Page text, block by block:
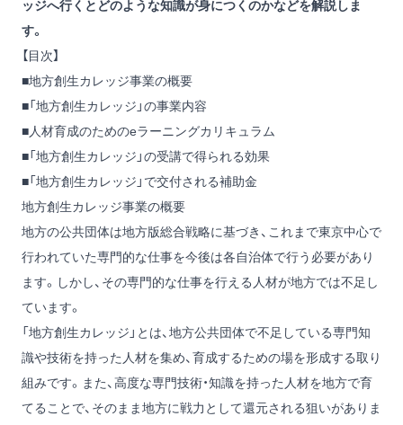
ッジへ行くとどのような知識が身につくのかなどを解説しま
す。
【目次】
■地方創生カレッジ事業の概要
■「地方創生カレッジ」の事業内容
■人材育成のためのeラーニングカリキュラム
■「地方創生カレッジ」の受講で得られる効果
■「地方創生カレッジ」で交付される補助金
地方創生カレッジ事業の概要
地方の公共団体は地方版総合戦略に基づき、これまで東京中心で
行われていた専門的な仕事を今後は各自治体で行う必要があり
ます。しかし、その専門的な仕事を行える人材が地方では不足し
ています。
「地方創生カレッジ」とは、地方公共団体で不足している専門知
識や技術を持った人材を集め、育成するための場を形成する取り
組みです。また、高度な専門技術・知識を持った人材を地方で育
てることで、そのまま地方に戦力として還元される狙いがありま